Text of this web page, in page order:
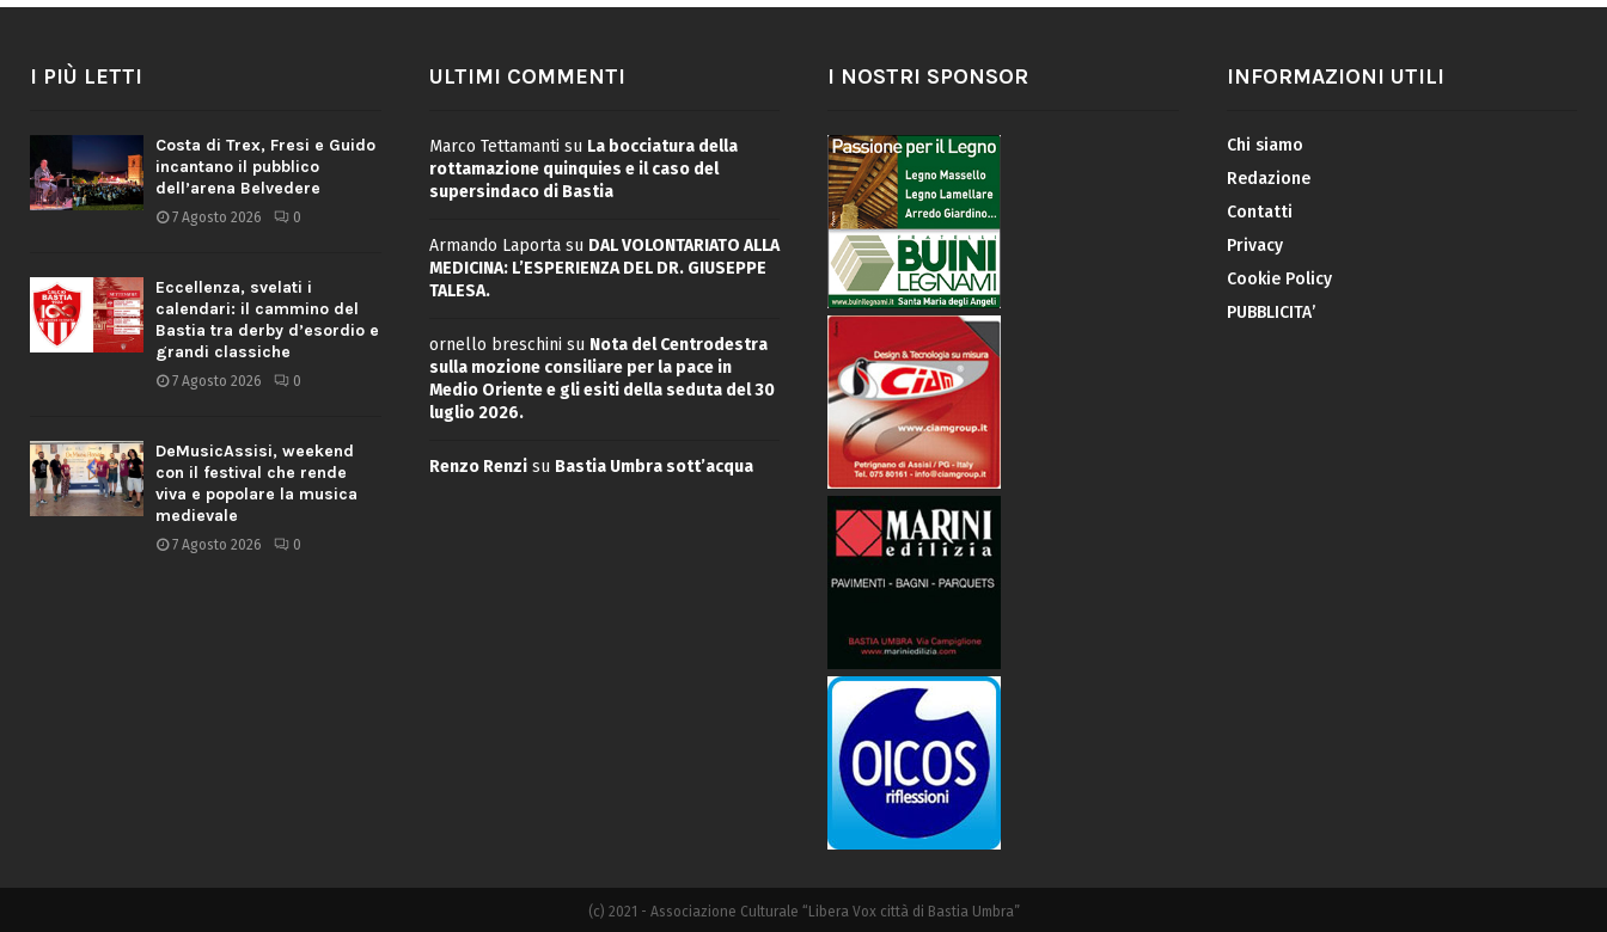
I PIÙ LETTI
Costa di Trex, Fresi e Guido
incantano il pubblico
dell’arena Belvedere
7 Agosto 2026 0
Eccellenza, svelati i
calendari: il cammino del
Bastia tra derby d’esordio e
grandi classiche
7 Agosto 2026 0
DeMusicAssisi, weekend
con il festival che rende
viva e popolare la musica
medievale
7 Agosto 2026 0
ULTIMI COMMENTI
Marco Tettamanti su La bocciatura della
rottamazione quinquies e il caso del
supersindaco di Bastia
Armando Laportasu DAL VOLONTARIATO ALLA
MEDICINA: L’ESPERIENZA DEL DR. GIUSEPPE
TALESA.
ornello breschini su Nota del Centrodestra
sulla mozione consiliare per la pace in
Medio Oriente e gli esiti della seduta del 30
luglio 2026.
Renzo Renzisu Bastia Umbra sott’acqua
I NOSTRI SPONSOR INFORMAZIONI UTILI
Chi siamo
Redazione
Contatti
Privacy
Cookie Policy
PUBBLICITA’
(c) 2021 - Associazione Culturale “Libera Vox città di Bastia Umbra”